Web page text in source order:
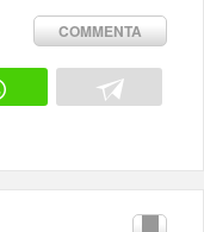
COMMENTA